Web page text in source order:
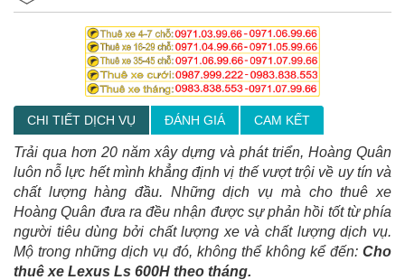
CHI TIẾT DỊCH VỤ ĐÁNH GIÁ CAM KẾT
Trải qua hơn 20 năm xây dựng và phát triển, Hoàng Quân
luôn nỗ lực hết mình khẳng định vị thế vượt trội về uy tín và
chất lượng hàng đầu. Những dịch vụ mà cho thuê xe
Hoàng Quân đưa ra đều nhận được sự phản hồi tốt từ phía
người tiêu dùng bởi chất lượng xe và chất lượng dịch vụ.
Mộ trong những dịch vụ đó, không thể không kể đến: Cho
thuê xe Lexus Ls 600H theo tháng.